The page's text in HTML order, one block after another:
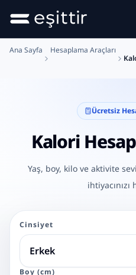
Ana içeriğe geç
Ana Sayfa
Hesaplama Araçları
Ücretsiz
Kalori
Yaş, boy, kilo ve aktivite
ihtiyacınızı
Cinsiyet
Boy (cm)